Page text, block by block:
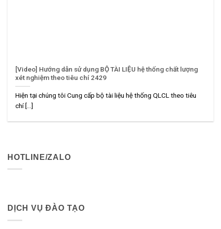
[Video] Hướng dẫn sử dụng BỘ TÀI LIỆU hệ thống chất lượng
xét nghiệm theo tiêu chí 2429
Hiện tại chúng tôi Cung cấp bộ tài liệu hệ thống QLCL theo tiêu
chí [...]
HOTLINE/ZALO
DỊCH VỤ ĐÀO TẠO